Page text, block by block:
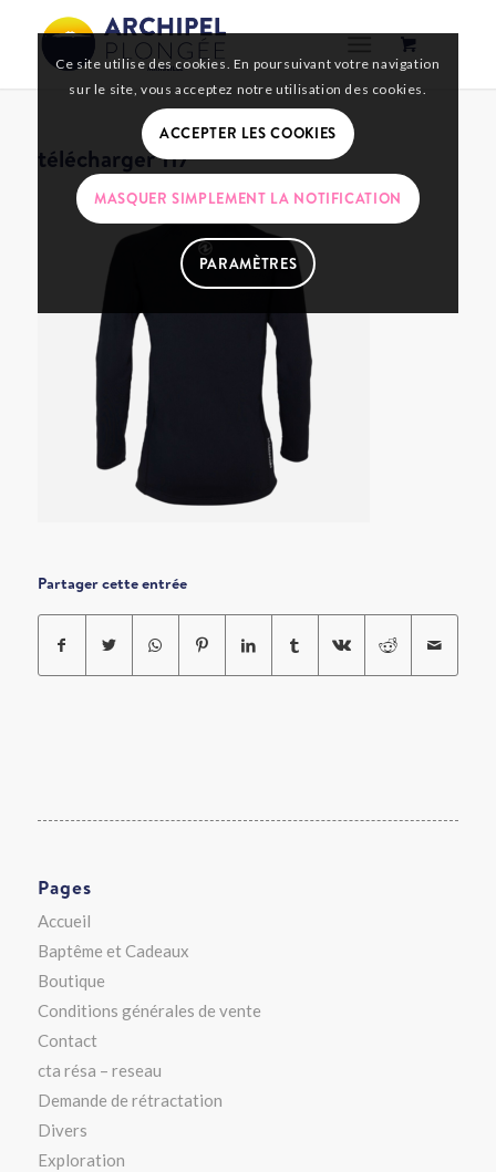
télécharger 117
Partager cette entrée
Pages
Accueil
Baptême et Cadeaux
Boutique
Conditions générales de vente
Contact
cta résa – reseau
Demande de rétractation
Divers
Exploration
Ce site utilise des cookies. En poursuivant votre navigation
sur le site, vous acceptez notre utilisation des cookies.
ACCEPTER LES COOKIES
MASQUER SIMPLEMENT LA NOTIFICATION
PARAMÈTRES